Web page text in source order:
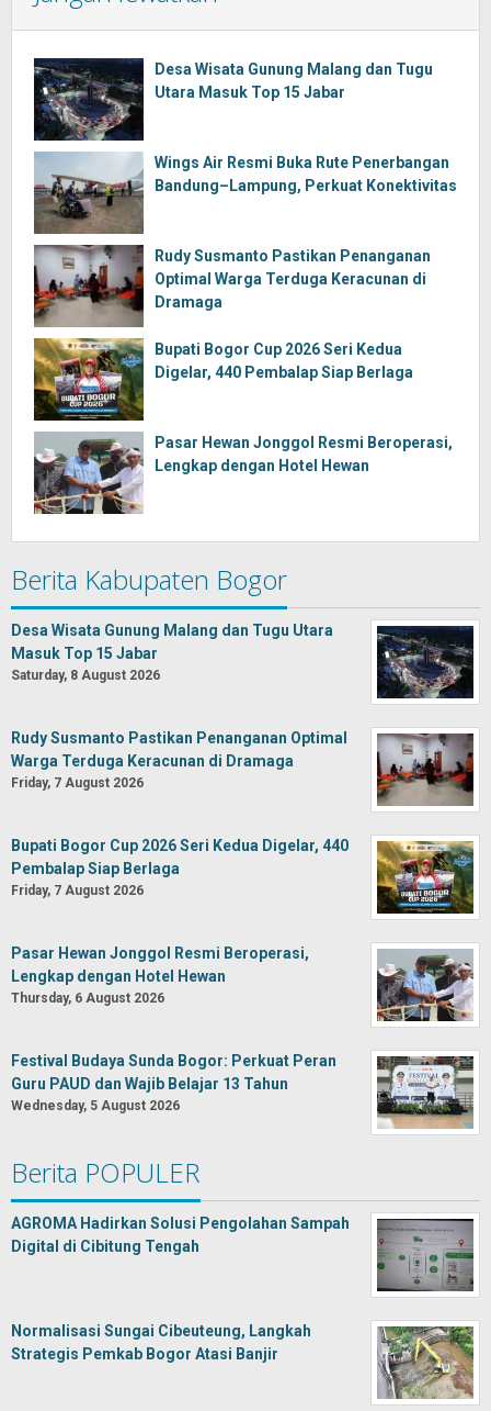
Desa Wisata Gunung Malang dan Tugu
Utara Masuk Top 15 Jabar
Wings Air Resmi Buka Rute Penerbangan
Bandung–Lampung, Perkuat Konektivitas
Rudy Susmanto Pastikan Penanganan
Optimal Warga Terduga Keracunan di
Dramaga
Bupati Bogor Cup 2026 Seri Kedua
Digelar, 440 Pembalap Siap Berlaga
Pasar Hewan Jonggol Resmi Beroperasi,
Lengkap dengan Hotel Hewan
Berita Kabupaten Bogor
Desa Wisata Gunung Malang dan Tugu Utara
Masuk Top 15 Jabar
Saturday, 8 August 2026
Rudy Susmanto Pastikan Penanganan Optimal
Warga Terduga Keracunan di Dramaga
Friday, 7 August 2026
Bupati Bogor Cup 2026 Seri Kedua Digelar, 440
Pembalap Siap Berlaga
Friday, 7 August 2026
Pasar Hewan Jonggol Resmi Beroperasi,
Lengkap dengan Hotel Hewan
Thursday, 6 August 2026
Festival Budaya Sunda Bogor: Perkuat Peran
Guru PAUD dan Wajib Belajar 13 Tahun
Wednesday, 5 August 2026
Berita POPULER
AGROMA Hadirkan Solusi Pengolahan Sampah
Digital di Cibitung Tengah
Normalisasi Sungai Cibeuteung, Langkah
Strategis Pemkab Bogor Atasi Banjir